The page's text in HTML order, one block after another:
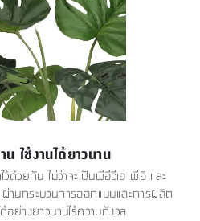
ใช้งานได้ยาวนาน
วยกัน ไม่ว่าจะเป็นพีอีวีเอ พีอี และ
านกระบวนการออกแบบและการผลิต
อย่างยาวนานไร้ความกังวล